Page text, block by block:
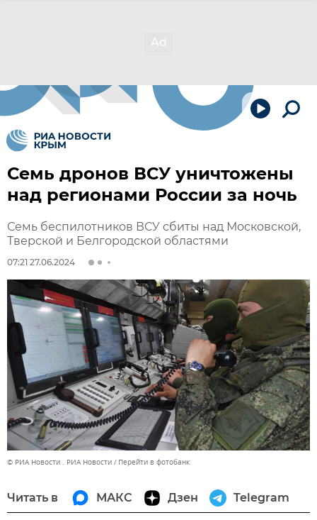
Семь дронов ВСУ уничтожены
над регионами России за ночь
Семь беспилотников ВСУ сбиты над Московской,
Тверской и Белгородской областями
07:21 27.06.2024
© РИА Новости . РИА Новости Перейти в фотобанк
Читать в МАКС Дзен Telegram